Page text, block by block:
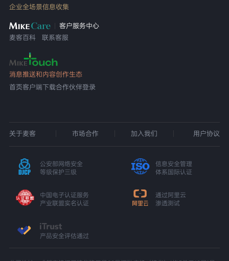
企业全场景信息收集
客户服务中心
麦客百科
联系客服
消息推送和内容创作生态
首页客户端下载合作伙伴登录
关于麦客 市场合作 加入我们 用户协议
公安部网络安全
等级保护三级
信息安全管理
体系国际认证
中国电子认证服务
产业联盟实名认证
通过阿里云
渗透测试
产品安全评估通过